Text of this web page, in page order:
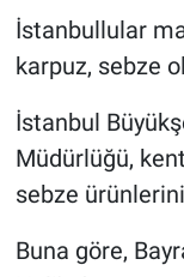
İstanbullular
karpuz, sebze
İstanbul
Müdürlüğü,
sebze ürünlerini
Buna göre,